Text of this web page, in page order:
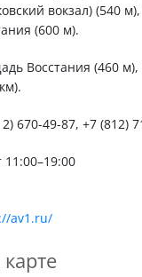
вокзал) (540
(600 м).
Восстания (460
670-49-87, +7 (812)
11:00–19:00
av1.ru/